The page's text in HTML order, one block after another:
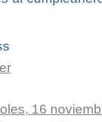
16